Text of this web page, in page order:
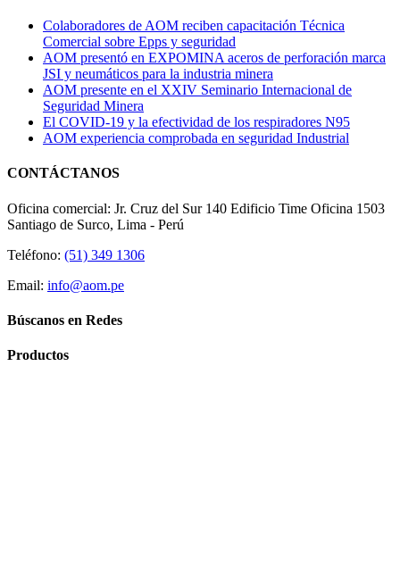
Colaboradores de AOM reciben capacitación Técnica
Comercial sobre Epps y seguridad
AOM presentó en EXPOMINA aceros de perforación marca
JSI y neumáticos para la industria minera
AOM presente en el XXIV Seminario Internacional de
Seguridad Minera
El COVID-19 y la efectividad de los respiradores N95
AOM experiencia comprobada en seguridad Industrial
CONTÁCTANOS
Oficina comercial: Jr. Cruz del Sur 140 Edificio Time Oficina 1503
Santiago de Surco, Lima - Perú
Teléfono: (51) 349 1306
Email: info@aom.pe
Búscanos en Redes
Productos